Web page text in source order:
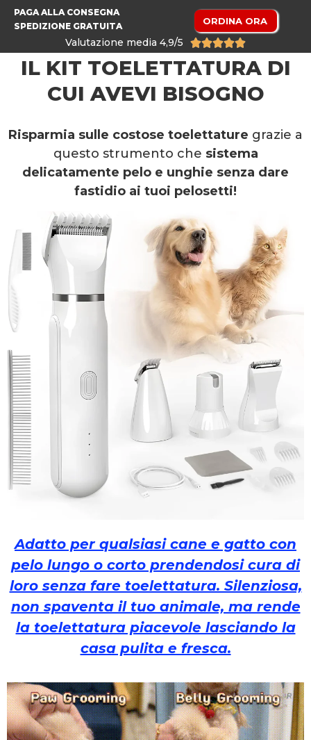
PAGA ALLA CONSEGNA
SPEDIZIONE GRATUITA
ORDINA ORA
Valutazione media 4,9/5 
IL KIT TOELETTATURA DI
CUI AVEVI BISOGNO
Risparmia sulle costose toelettature grazie a
questo strumento che sistema
delicatamente pelo e unghie senza dare
fastidio ai tuoi pelosetti!
Adatto per qualsiasi cane e gatto con
pelo lungo o corto prendendosi cura di
loro senza fare toelettatura. Silenziosa,
non spaventa il tuo animale, ma rende
la toelettatura piacevole lasciando la
casa pulita e fresca.